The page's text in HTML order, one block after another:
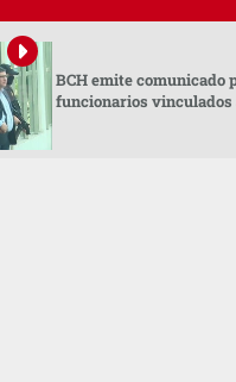
BCH emite comunicado
funcionarios vinculados